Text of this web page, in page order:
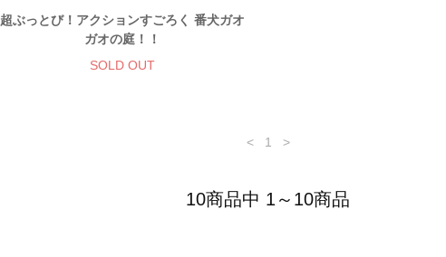
超ぶっとび！アクションすごろく 番犬ガオ
ガオの庭！！
SOLD OUT
< 1 >
10商品中 1～10商品